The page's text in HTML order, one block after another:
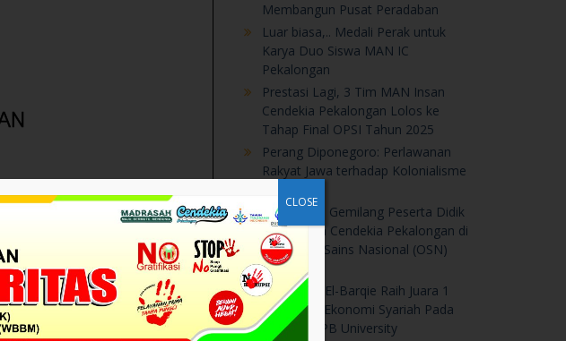
Membangun Pusat Peradaban
Luar biasa,.. Medali Perak untuk
Karya Duo Siswa MAN IC
Pekalongan
Prestasi Lagi, 3 Tim MAN Insan
Cendekia Pekalongan Lolos ke
Tahap Final OPSI Tahun 2025
Perang Diponegoro: Perlawanan
Rakyat Jawa terhadap Kolonialisme
Prestasi Gemilang Peserta Didik
MAN Insan Cendekia Pekalongan di
Olimpiade Sains Nasional (OSN)
2025
Benhanan El-Barqie Raih Juara 1
Olimpiade Ekonomi Syariah Pada
The 21st IPB University
CLOSE